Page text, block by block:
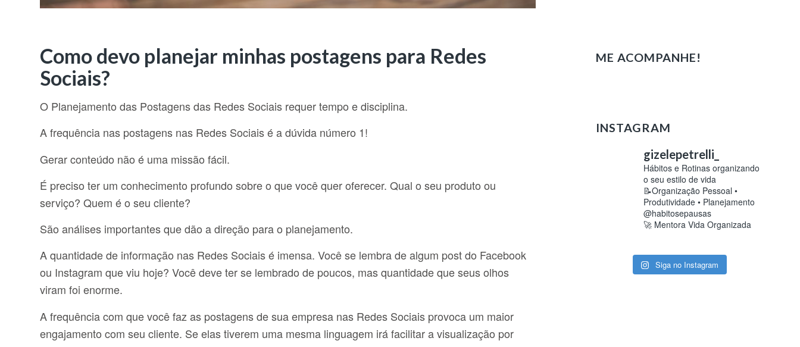
Como devo planejar minhas postagens para Redes
Sociais?
O Planejamento das Postagens das Redes Sociais requer tempo e disciplina.
A frequência nas postagens nas Redes Sociais é a dúvida número 1!
Gerar conteúdo não é uma missão fácil.
É preciso ter um conhecimento profundo sobre o que você quer oferecer. Qual o seu produto ou
serviço? Quem é o seu cliente?
São análises importantes que dão a direção para o planejamento.
A quantidade de informação nas Redes Sociais é imensa. Você se lembra de algum post do Facebook
ou Instagram que viu hoje? Você deve ter se lembrado de poucos, mas quantidade que seus olhos
viram foi enorme.
A frequência com que você faz as postagens de sua empresa nas Redes Sociais provoca um maior
engajamento com seu cliente. Se elas tiverem uma mesma linguagem irá facilitar a visualização por
ME ACOMPANHE!
INSTAGRAM
gizelepetrelli_
Hábitos e Rotinas organizando
o seu estilo de vida
📝Organização Pessoal •
Produtividade • Planejamento
@habitosepausas
🚀 Mentora Vida Organizada
Siga no Instagram